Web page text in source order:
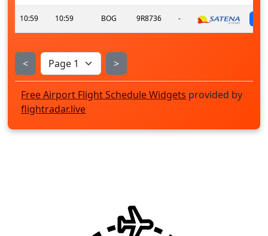
10:59 10:59 BOG 9R8736 -
< >
Free Airport Flight Schedule Widgets provided by
flightradar.live